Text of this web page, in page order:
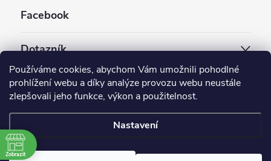
Používáme cookies, abychom Vám umožnili pohodlné
prohlížení webu a díky analýze provozu webu neustále
zlepšovali jeho funkce, výkon a použitelnost.
Nastavení
Facebook
Dotazník
Jaký styl vapování vám vyhovuje ?
Copyright 2026
Upravit nastavení cookies
Zobrazit